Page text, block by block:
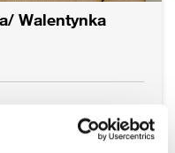
Walentynka